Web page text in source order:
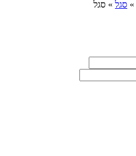
» סגל » סגל